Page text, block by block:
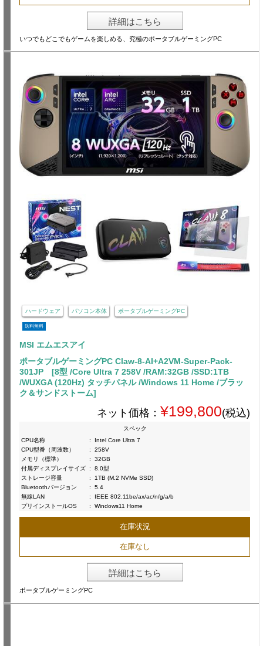
詳細はこちら
いつでもどこでもゲームを楽しめる、究極のポータブルゲーミングPC
ハードウェア パソコン本体 ポータブルゲーミングPC
送料無料
MSI エムエスアイ
ポータブルゲーミングPC Claw-8-AI+A2VM-Super-Pack-
301JP [8型 /Core Ultra 7 258V /RAM:32GB /SSD:1TB
/WUXGA (120Hz) タッチパネル /Windows 11 Home /ブラッ
ク＆サンドストーム]
ネット価格： ¥199,800(税込)
スペック
CPU名称
:
Intel Core Ultra 7
CPU型番（周波数）
:
258V
メモリ（標準）
:
32GB
付属ディスプレイサイズ :
8.0型
ストレージ容量
:
1TB (M.2 NVMe SSD)
Bluetoothバージョン
:
5.4
無線LAN
:
IEEE 802.11be/ax/ac/n/g/a/b
プリインストールOS
: Windows11 Home
在庫状況
在庫なし
詳細はこちら
ポータブルゲーミングPC